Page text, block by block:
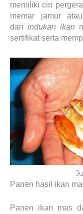
memiliki ciri
memar jamur
dari indukan ikan
sertifikat serta
Panen hasil ikan
Panen ikan mas